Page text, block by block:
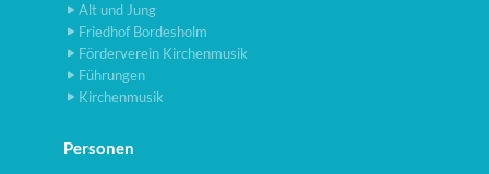
Alt und Jung
Friedhof Bordesholm
Förderverein Kirchenmusik
Führungen
Kirchenmusik
Personen